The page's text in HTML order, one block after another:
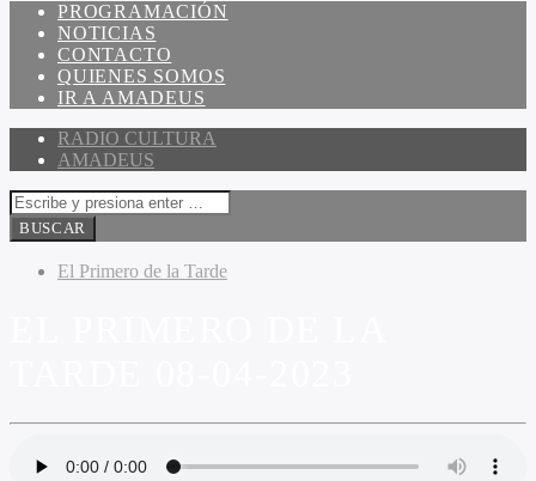
PROGRAMACIÓN
NOTICIAS
CONTACTO
QUIENES SOMOS
IR A AMADEUS
RADIO CULTURA
AMADEUS
El Primero de la Tarde